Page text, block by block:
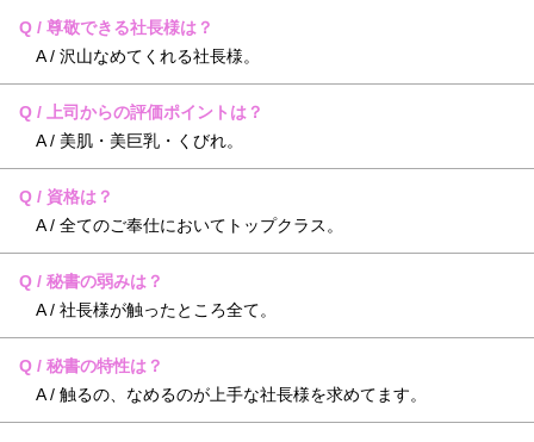
Q / 尊敬できる社長様は？
A / 沢山なめてくれる社長様。
Q / 上司からの評価ポイントは？
A / 美肌・美巨乳・くびれ。
Q / 資格は？
A / 全てのご奉仕においてトップクラス。
Q / 秘書の弱みは？
A / 社長様が触ったところ全て。
Q / 秘書の特性は？
A / 触るの、なめるのが上手な社長様を求めてます。